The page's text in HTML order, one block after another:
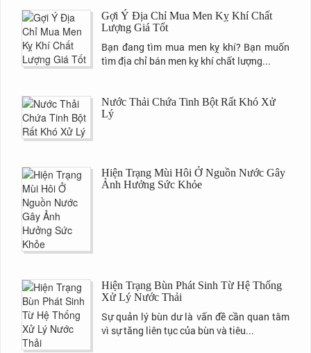
Gợi Ý Địa Chỉ Mua Men Kỵ Khí Chất
Lượng Giá Tốt
Bạn đang tìm mua men kỵ khí? Bạn muốn
tìm địa chỉ bán men kỵ khí chất lượng...
Nước Thải Chứa Tinh Bột Rất Khó Xử
Lý
Hiện Trạng Mùi Hôi Ở Nguồn Nước Gây
Ảnh Hưởng Sức Khỏe
Hiện Trạng Bùn Phát Sinh Từ Hệ Thống
Xử Lý Nước Thải
Sự quản lý bùn dư là vấn đề cần quan tâm
vì sự tăng liên tục của bùn và tiêu...